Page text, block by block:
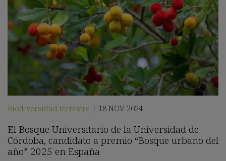
Biodiversidad terrestre | 18 NOV 2024
El Bosque Universitario de la Universidad de
Córdoba, candidato a premio “Bosque urbano del
año” 2025 en España